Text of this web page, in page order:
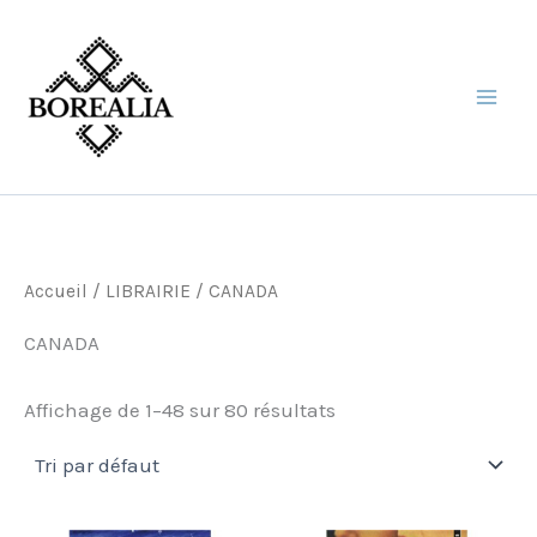
contenu
Accueil / LIBRAIRIE / CANADA
CANADA
Affichage de 1–48 sur 80 résultats